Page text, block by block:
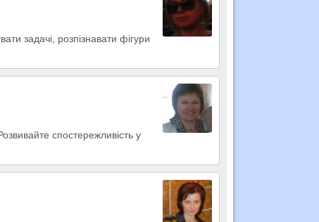
задачі, розпізнавати фігури
спостережливість у